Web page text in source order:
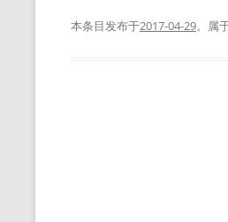
本条目发布于2017-04-29。属